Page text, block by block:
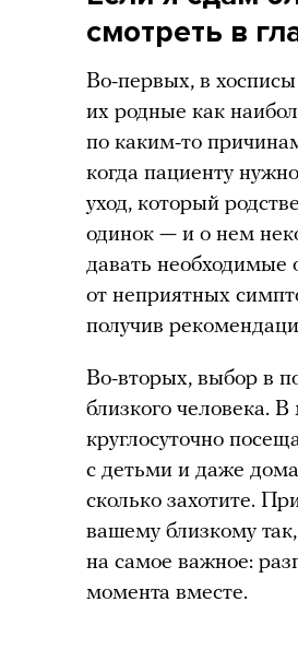
смотреть в
Во-первых, в
их родные как
по каким-то
когда пациенту
уход, который
одинок — и о нем
давать необходимые
от неприятных
получив
Во-вторых, выбор в
близкого человека.
круглосуточно
с детьми и даже
сколько захотите.
вашему близкому
на самое важное:
момента вместе.